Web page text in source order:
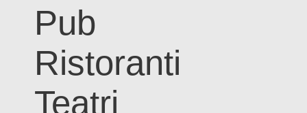
Pub
Ristoranti
Teatri